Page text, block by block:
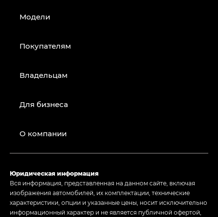
Модели
Покупателям
Владельцам
Для бизнеса
О компании
Юридическая информация
Вся информация, представленная на данном сайте, включая
изображения автомобилей, их комплектации, технические
характеристики, опции и указанные цены, носит исключительно
информационный характер и не является публичной офертой,